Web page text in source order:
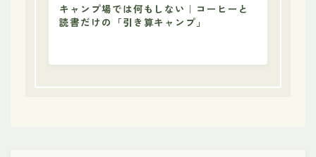
キャンプ場では何もしない｜コーヒーと
読書だけの「引き算キャンプ」